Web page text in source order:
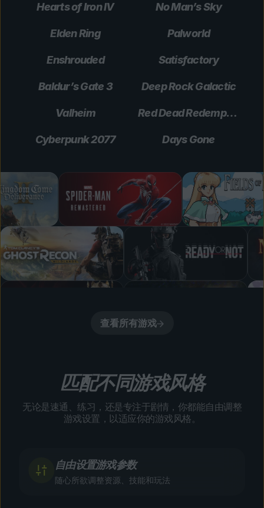
Hearts of Iron IV No Man’s Sky
Elden Ring Palworld
Enshrouded Satisfactory
Baldur’s Gate 3 Deep Rock Galactic
Valheim Red Dead Redemption 2
Cyberpunk 2077 Days Gone
查看所有游戏
匹配不同游戏风格
无论是速通、练习，还是专注于剧情，你都能自由调整
游戏设置，以适应你的游戏风格。
自由设置游戏参数
随心所欲调整资源、技能和玩法